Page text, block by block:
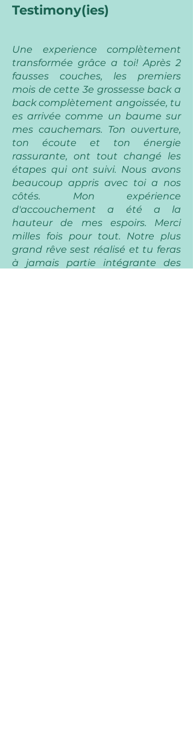
Testimony(ies)
Une experience complètement
transformée grâce a toi! Après 2
fausses couches, les premiers
mois de cette 3e grossesse back a
back complètement angoissée, tu
es arrivée comme un baume sur
mes cauchemars. Ton ouverture,
ton écoute et ton énergie
rassurante, ont tout changé les
étapes qui ont suivi. Nous avons
beaucoup appris avec toi a nos
côtés. Mon expérience
d'accouchement a été a la
hauteur de mes espoirs. Merci
milles fois pour tout. Notre plus
grand rêve sest réalisé et tu feras
à jamais partie intégrante des